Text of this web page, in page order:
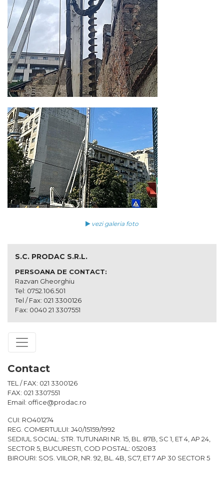
vezi galeria foto
S.C. PRODAC S.R.L.
PERSOANA DE CONTACT:
Razvan Gheorghiu
Tel: 0752.106.501
Tel / Fax: 021 3300126
Fax: 0040 21 3307551
Contact
TEL / FAX: 021 3300126
FAX: 021 3307551
Email: office@prodac.ro
CUI: RO401274
REG. COMERTULUI: J40/15159/1992
SEDIUL SOCIAL: STR. TUTUNARI NR. 15, BL. 87B, SC 1, ET 4, AP 24,
SECTOR 5, BUCURESTI, COD POSTAL: 052083
BIROURI: SOS. VIILOR, NR. 92, BL. 4B, SC7, ET 7 AP 30 SECTOR 5